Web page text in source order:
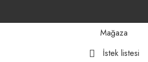
Mağaza
İstek listesi